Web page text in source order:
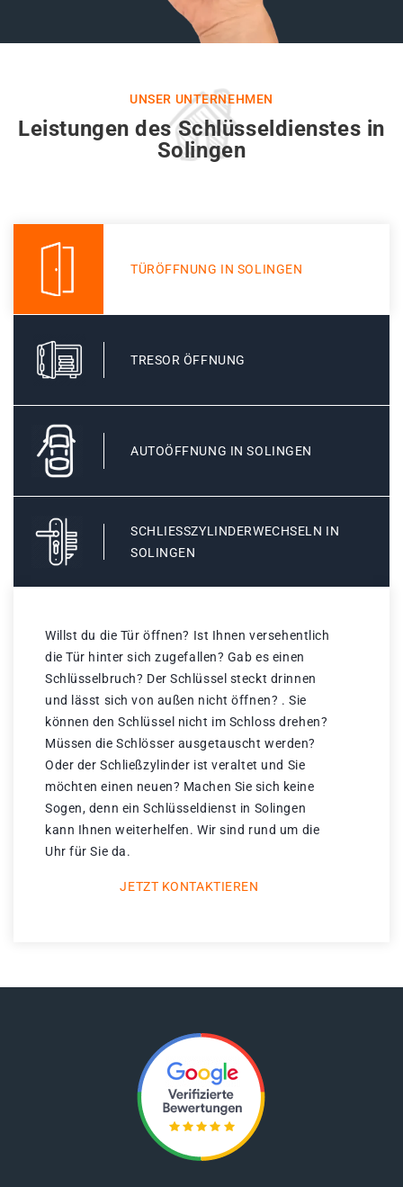
UNSER UNTERNEHMEN
Leistungen des Schlüsseldienstes in
Solingen
TÜRÖFFNUNG IN SOLINGEN
TRESOR ÖFFNUNG
AUTOÖFFNUNG IN SOLINGEN
SCHLIESSZYLINDERWECHSELN IN S
OLINGEN
Willst du die Tür öffnen? Ist Ihnen versehentlich
die Tür hinter sich zugefallen? Gab es einen
Schlüsselbruch? Der Schlüssel steckt drinnen
und lässt sich von außen nicht öffnen? . Sie
können den Schlüssel nicht im Schloss drehen?
Müssen die Schlösser ausgetauscht werden?
Oder der Schließzylinder ist veraltet und Sie
möchten einen neuen? Machen Sie sich keine
Sogen, denn ein Schlüsseldienst in Solingen
kann Ihnen weiterhelfen. Wir sind rund um die
Uhr für Sie da.
JETZT KONTAKTIEREN